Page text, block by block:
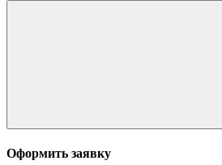
Оформить заявку